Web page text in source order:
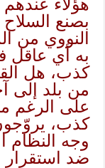
هؤلاء عندهم
بصنع السلاح
النووي من
به أي عاقل
كذب، هل
من بلد إلى
على الرغم
كذب،
وجه النظام
ضد استقرار